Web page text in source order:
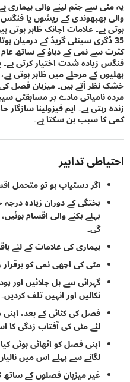
سے جنم لینے والی بیماری ہے جس
کے ریشوں یا فنگس
سینٹی گریڈ کے درمیان ہوتا
سے نمی کے دباؤ کے ساتھ عام طور
شدت اختیار کرتی ہے۔ یہ
کے مرحلے میں ظاہر ہوتی ہے، جس
آتے ہیں۔ میزبان فصل کی عدم
نامیاتی مادے پر مسابقتی
سبب بن سکتا ہے۔
تدابیر
اگر دستیاب ہو تو متحمل اقسام کا
پختگی کے دوران زیادہ درجہ
پہلے پکنے والی اقسام بوئیں،
بیماری کی علامات کے لئے
مٹی کی اچھی نمی کو برقرار رکھیں۔
گہرائی سے ہل چلائیں اور پودوں
نکالیں اور انہیں تلف کردیں۔
فصل کی کٹائی کے بعد، اپنی مٹی
لئے مٹی کی آفتاب زدگی کا
اپنی فصل کو اٹھائی ہوئی
لگانے سے پہلے اس میں نالیاں
غیر